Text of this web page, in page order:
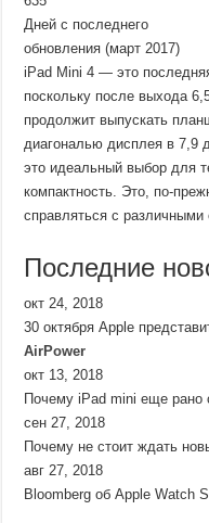
Дней с последнего
обновления (март 2017)
iPad Mini 4 — это
поскольку после выхода
продолжит выпускать
диагональю дисплея в
это идеальный выбор для
компактность. Это, по-
справляться с
Последние
окт 24, 2018
30 октября Apple
AirPower
окт 13, 2018
Почему iPad mini еще рано
сен 27, 2018
Почему не стоит ждать
авг 27, 2018
Bloomberg об Apple Watch